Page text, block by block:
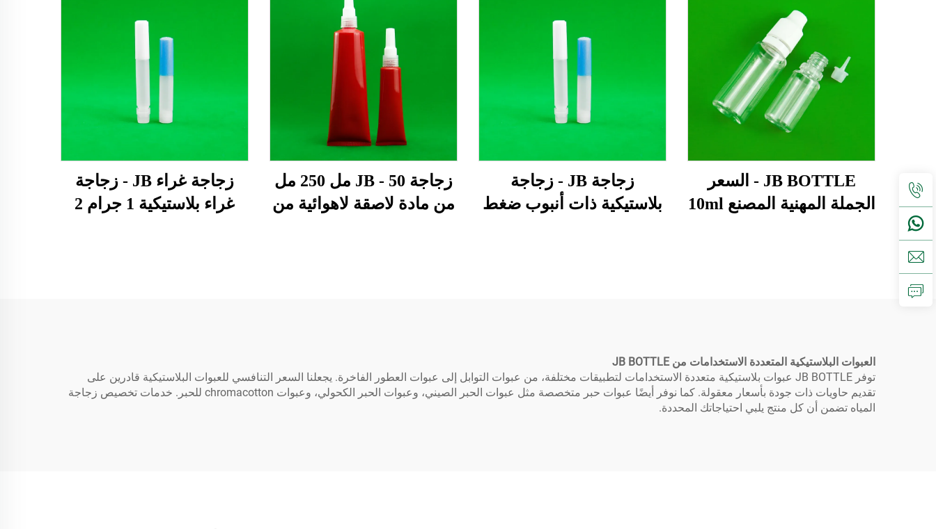
JB BOTTLE - السعر
الجملة المهنية المصنع 10ml
زجاجة JB - زجاجة
بلاستيكية ذات أنبوب ضغط
زجاجة JB - 50 مل 250 مل
من مادة لاصقة لاهوائية من
زجاجة غراء JB - زجاجة
غراء بلاستيكية 1 جرام 2
العبوات البلاستيكية المتعددة الاستخدامات من JB BOTTLE
توفر JB BOTTLE عبوات بلاستيكية متعددة الاستخدامات لتطبيقات مختلفة، من عبوات التوابل إلى عبوات العطور الفاخرة. يجعلنا السعر التنافسي للعبوات البلاستيكية قادرين على
تقديم حاويات ذات جودة بأسعار معقولة. كما نوفر أيضًا عبوات حبر متخصصة مثل عبوات الحبر الصيني، وعبوات الحبر الكحولي، وعبوات chromacotton للحبر. خدمات تخصيص زجاجة
المياه تضمن أن كل منتج يلبي احتياجاتك المحددة.